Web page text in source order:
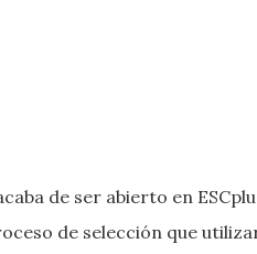
de ser abierto en
de selección que